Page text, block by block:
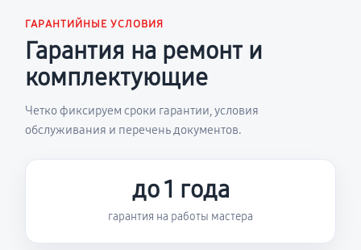
ГАРАНТИЙНЫЕ УСЛОВИЯ
Гарантия на ремонт и
комплектующие
Четко фиксируем сроки гарантии, условия
обслуживания и перечень документов.
до 1 года
гарантия на работы мастера